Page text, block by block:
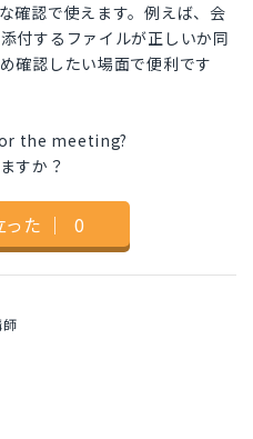
確認で使えます。例えば、会
付するファイルが正しいか同
確認したい場面で便利です
the meeting?
すか？
った ｜ 0